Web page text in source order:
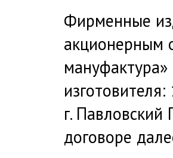
Фирменные
акционерным
г.
договоре